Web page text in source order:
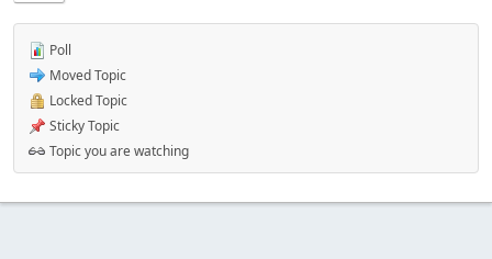
Poll
Moved Topic
Locked Topic
Sticky Topic
Topic you are watching